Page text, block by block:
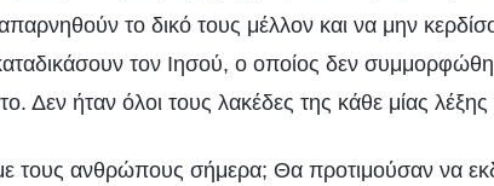
το δικό τους μέλλον και να μην
τον Ιησού, ο οποίος δεν
Δεν ήταν όλοι τους λακέδες της κάθε μίας
με τους ανθρώπους σήμερα; Θα προτιμούσαν να